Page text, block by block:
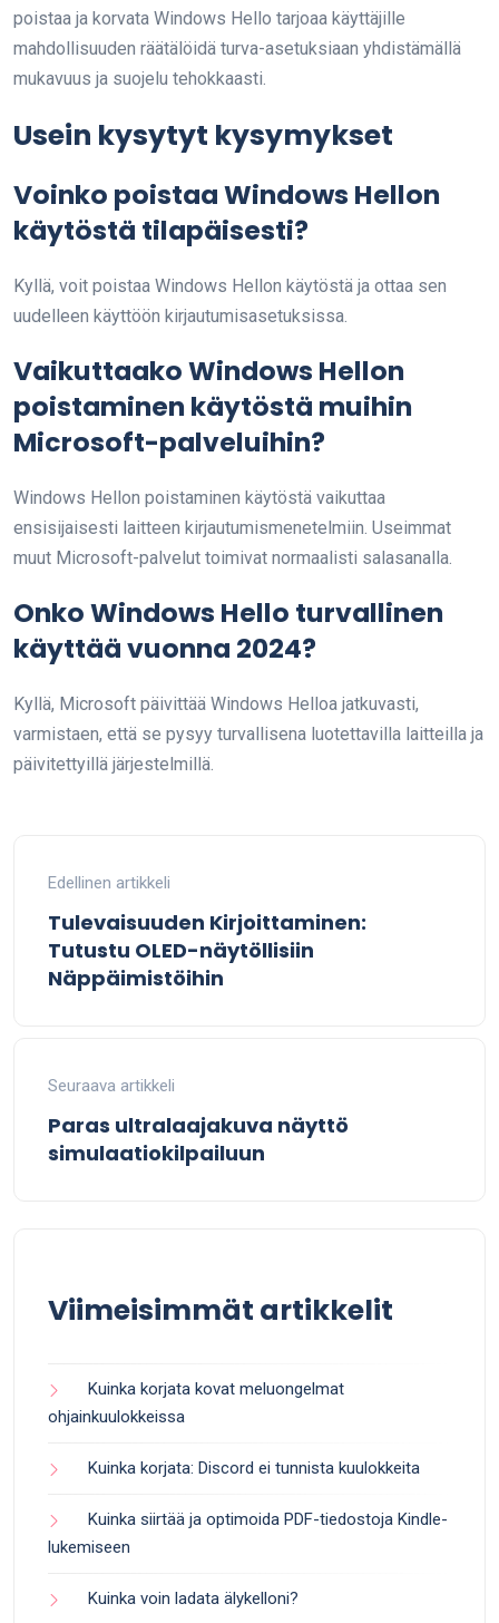
poistaa ja korvata Windows Hello tarjoaa käyttäjille
mahdollisuuden räätälöidä turva-asetuksiaan yhdistämällä
mukavuus ja suojelu tehokkaasti.
Usein kysytyt kysymykset
Voinko poistaa Windows Hellon
käytöstä tilapäisesti?
Kyllä, voit poistaa Windows Hellon käytöstä ja ottaa sen
uudelleen käyttöön kirjautumisasetuksissa.
Vaikuttaako Windows Hellon
poistaminen käytöstä muihin
Microsoft-palveluihin?
Windows Hellon poistaminen käytöstä vaikuttaa
ensisijaisesti laitteen kirjautumismenetelmiin. Useimmat
muut Microsoft-palvelut toimivat normaalisti salasanalla.
Onko Windows Hello turvallinen
käyttää vuonna 2024?
Kyllä, Microsoft päivittää Windows Helloa jatkuvasti,
varmistaen, että se pysyy turvallisena luotettavilla laitteilla ja
päivitettyillä järjestelmillä.
Edellinen artikkeli
Tulevaisuuden Kirjoittaminen:
Tutustu OLED-näytöllisiin
Näppäimistöihin
Seuraava artikkeli
Paras ultralaajakuva näyttö
simulaatiokilpailuun
Viimeisimmät artikkelit
Kuinka korjata kovat meluongelmat
ohjainkuulokkeissa
Kuinka korjata: Discord ei tunnista kuulokkeita
Kuinka siirtää ja optimoida PDF-tiedostoja Kindle-
lukemiseen
Kuinka voin ladata älykelloni?